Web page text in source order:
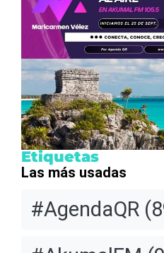
Etiquetas
Las más usadas
#AgendaQR